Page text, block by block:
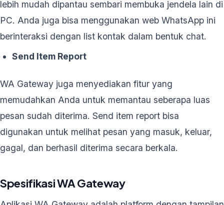
lebih mudah dipantau sembari membuka jendela lain di
PC. Anda juga bisa menggunakan web WhatsApp ini
berinteraksi dengan list kontak dalam bentuk chat.
Send Item Report
WA Gateway juga menyediakan fitur yang
memudahkan Anda untuk memantau seberapa luas
pesan sudah diterima. Send item report bisa
digunakan untuk melihat pesan yang masuk, keluar,
gagal, dan berhasil diterima secara berkala.
Spesifikasi WA Gateway